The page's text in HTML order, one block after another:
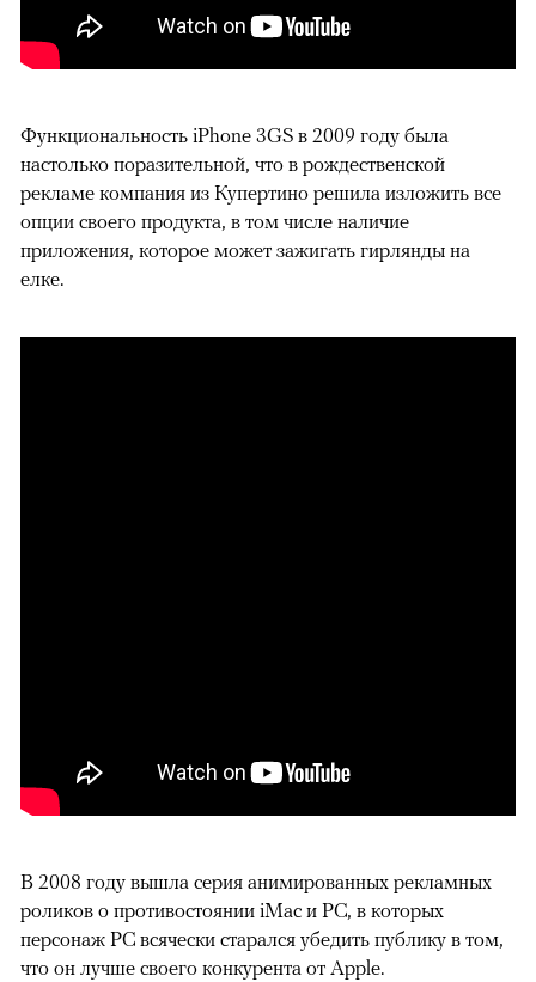
Функциональность iPhone 3GS в 2009 году была
настолько поразительной, что в рождественской
рекламе компания из Купертино решила изложить все
опции своего продукта, в том числе наличие
приложения, которое может зажигать гирлянды на
елке.
В 2008 году вышла серия анимированных рекламных
роликов о противостоянии iMac и PC, в которых
персонаж PC всячески старался убедить публику в том,
что он лучше своего конкурента от Apple.